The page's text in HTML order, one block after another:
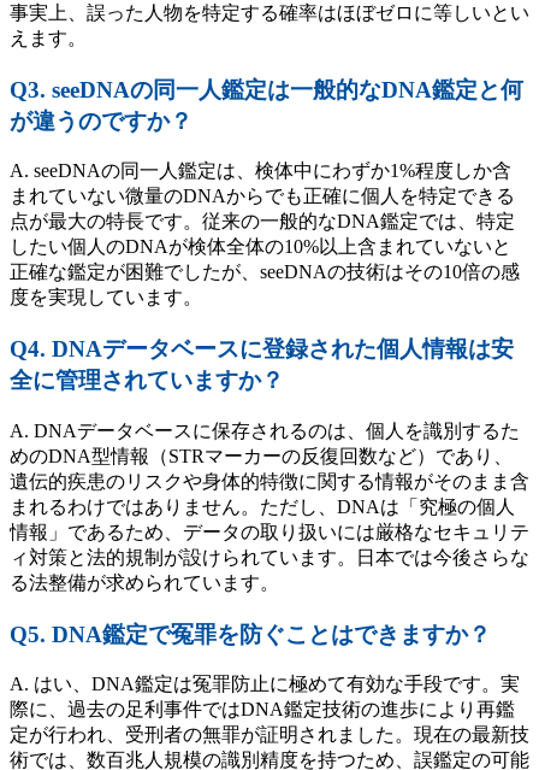
事実上、誤った人物を特定する確率はほぼゼロに等しいとい
えます。
Q3. seeDNAの同一人鑑定は一般的なDNA鑑定と何
が違うのですか？
A. seeDNAの同一人鑑定は、検体中にわずか1%程度しか含
まれていない微量のDNAからでも正確に個人を特定できる
点が最大の特長です。従来の一般的なDNA鑑定では、特定
したい個人のDNAが検体全体の10%以上含まれていないと
正確な鑑定が困難でしたが、seeDNAの技術はその10倍の感
度を実現しています。
Q4. DNAデータベースに登録された個人情報は安
全に管理されていますか？
A. DNAデータベースに保存されるのは、個人を識別するた
めのDNA型情報（STRマーカーの反復回数など）であり、
遺伝的疾患のリスクや身体的特徴に関する情報がそのまま含
まれるわけではありません。ただし、DNAは「究極の個人
情報」であるため、データの取り扱いには厳格なセキュリテ
ィ対策と法的規制が設けられています。日本では今後さらな
る法整備が求められています。
Q5. DNA鑑定で冤罪を防ぐことはできますか？
A. はい、DNA鑑定は冤罪防止に極めて有効な手段です。実
際に、過去の足利事件ではDNA鑑定技術の進歩により再鑑
定が行われ、受刑者の無罪が証明されました。現在の最新技
術では、数百兆人規模の識別精度を持つため、誤鑑定の可能